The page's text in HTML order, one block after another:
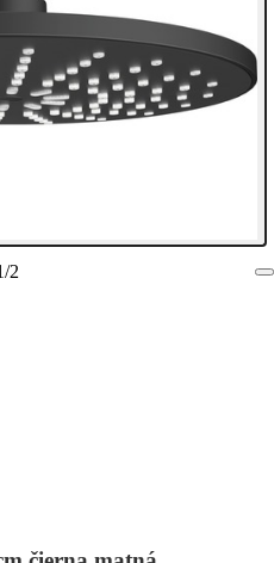
/2